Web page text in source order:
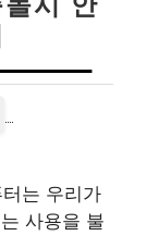
는 우리가
사용을 불